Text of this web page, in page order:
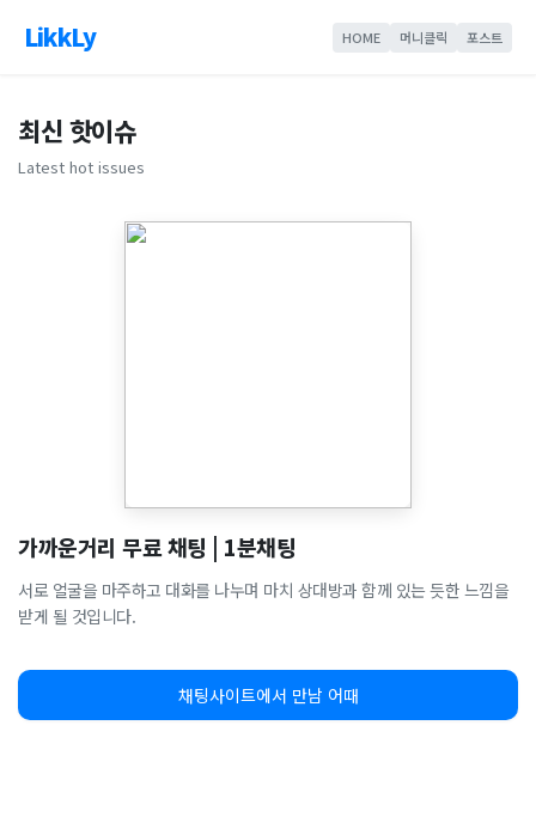
LikkLy HOME 머니클릭 포스트
최신 핫이슈
Latest hot issues
가까운거리 무료 채팅 | 1분채팅
서로 얼굴을 마주하고 대화를 나누며 마치 상대방과 함께 있는 듯한 느낌을
받게 될 것입니다.
채팅사이트에서 만남 어때